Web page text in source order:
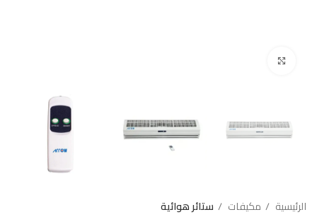
الرئيسية مكيفات ستائر هوائية